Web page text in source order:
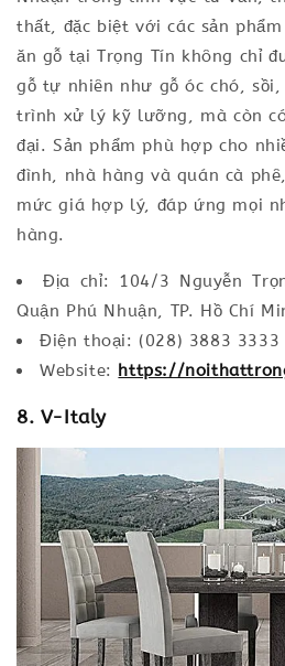
thất, đặc biệt với các sản
ăn gỗ tại Trọng Tín không chỉ
gỗ tự nhiên như gỗ óc chó,
trình xử lý kỹ lưỡng, mà còn
đại. Sản phẩm phù hợp cho
đình, nhà hàng và quán cà
mức giá hợp lý, đáp ứng mọi
hàng.
Địa chỉ: 104/3 Nguyễn
Quận Phú Nhuận, TP. Hồ Chí
Điện thoại: (028) 3883 3333
Website: https://
8. V-Italy